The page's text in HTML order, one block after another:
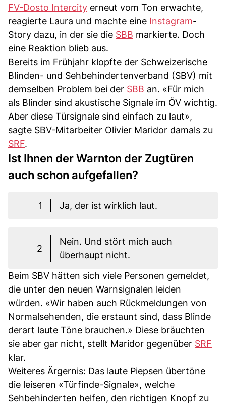
FV-Dosto Intercity erneut vom Ton erwachte,
reagierte Laura und machte eine Instagram-
Story dazu, in der sie die SBB markierte. Doch
eine Reaktion blieb aus.
Bereits im Frühjahr klopfte der Schweizerische
Blinden- und Sehbehindertenverband (SBV) mit
demselben Problem bei der SBB an. «Für mich
als Blinder sind akustische Signale im ÖV wichtig.
Aber diese Türsignale sind einfach zu laut»,
sagte SBV-Mitarbeiter Olivier Maridor damals zu
SRF.
Ist Ihnen der Warnton der Zugtüren
auch schon aufgefallen?
1 Ja, der ist wirklich laut.
2
Nein. Und stört mich auch
überhaupt nicht.
Beim SBV hätten sich viele Personen gemeldet,
die unter den neuen Warnsignalen leiden
würden. «Wir haben auch Rückmeldungen von
Normalsehenden, die erstaunt sind, dass Blinde
derart laute Töne brauchen.» Diese bräuchten
sie aber gar nicht, stellt Maridor gegenüber SRF
klar.
Weiteres Ärgernis: Das laute Piepsen übertöne
die leiseren «Türfinde-Signale», welche
Sehbehinderten helfen, den richtigen Knopf zu